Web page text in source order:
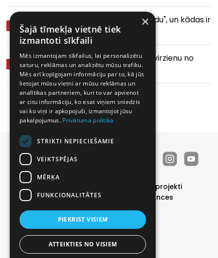
Kas ir "stūra kārba ar integrētu aplodu", un kādas ir
tās montāžas prasības?
Vai šīm durvīm var mainīt vēršanās virzienu no
labās uz kreiso pusi?
Durvis
Realizētie projekti
Katalogs
Par mums
Vakances
Privātuma politika|Sīkdatņu politika
© 2026 SIA PRODEX. All rights reserved
BRIGHT
×
Šajā tīmekļa vietnē tiek
izmantoti sīkfaili
Mēs izmantojam sīkfailus, lai personalizētu
saturu, reklāmas un analizētu mūsu trafiku.
Mēs arī kopīgojam informāciju par to, kā jūs
lietojat mūsu vietni ar mūsu reklāmas un
analītikas partneriem, kuri to var apvienot
ar citu informāciju, ko esat viņiem sniedzis
vai ko viņi ir apkopojuši, izmantojot jūsu
pakalpojumus. Privātuma politika
STRIKTI NEPIECIEŠAMIE
VEIKTSPĒJAS
MĒRĶA
FUNKCIONALITĀTES
PIEKRIST VISIEM
ATTEIKTIES NO VISIEM